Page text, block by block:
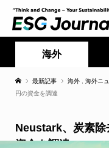
海外
最新記事 海外 海外ニ
円の資金を調達
Neustark、炭素除
資金を調達